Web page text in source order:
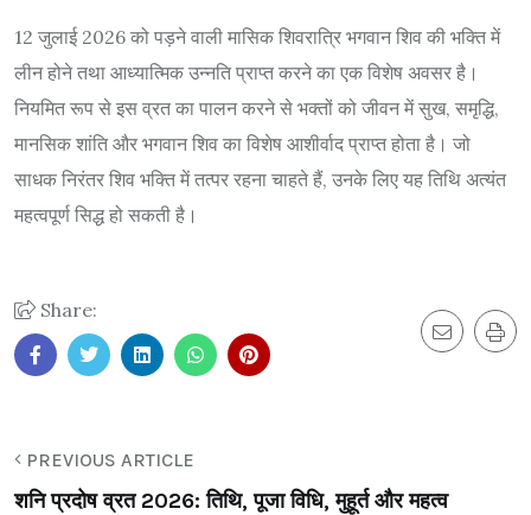
12 जुलाई 2026 को पड़ने वाली मासिक शिवरात्रि भगवान शिव की भक्ति में
लीन होने तथा आध्यात्मिक उन्नति प्राप्त करने का एक विशेष अवसर है।
नियमित रूप से इस व्रत का पालन करने से भक्तों को जीवन में सुख, समृद्धि,
मानसिक शांति और भगवान शिव का विशेष आशीर्वाद प्राप्त होता है। जो
साधक निरंतर शिव भक्ति में तत्पर रहना चाहते हैं, उनके लिए यह तिथि अत्यंत
महत्वपूर्ण सिद्ध हो सकती है।
Share:
PREVIOUS ARTICLE
शनि प्रदोष व्रत 2026: तिथि, पूजा विधि, मुहूर्त और महत्व